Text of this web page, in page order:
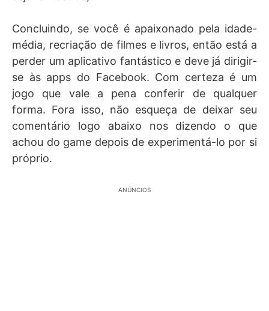
Concluindo, se você é apaixonado pela idade-
média, recriação de filmes e livros, então está a
perder um aplicativo fantástico e deve já dirigir-
se às apps do Facebook. Com certeza é um
jogo que vale a pena conferir de qualquer
forma. Fora isso, não esqueça de deixar seu
comentário logo abaixo nos dizendo o que
achou do game depois de experimentá-lo por si
próprio.
ANÚNCIOS